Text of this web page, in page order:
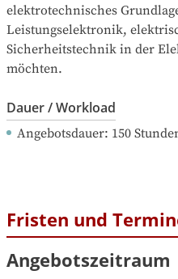
elektrotechnisches
Leistungselektronik,
Sicherheitstechnik in der
möchten.
Dauer / Workload
Angebotsdauer: 150
Fristen und
Angebotszeitraum